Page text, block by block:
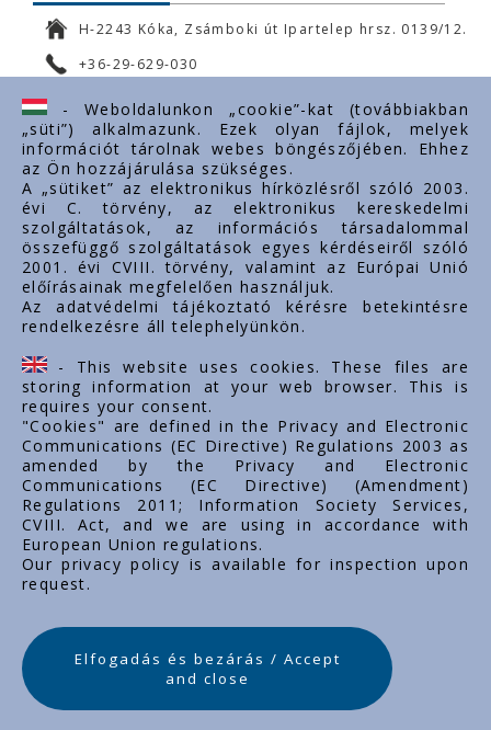
H-2243 Kóka, Zsámboki út Ipartelep hrsz. 0139/12.
+36-29-629-030
ertekesites@styron.hu
export@styron.hu
www.styron.hu
Doležité linky
O nás
Dokumenty
Kontakt
Kariéra
- Weboldalunkon „cookie”-kat (továbbiakban
„süti”) alkalmazunk. Ezek olyan fájlok, melyek
információt tárolnak webes böngészőjében. Ehhez
az Ön hozzájárulása szükséges.
A „sütiket” az elektronikus hírközlésről szóló 2003.
évi C. törvény, az elektronikus kereskedelmi
szolgáltatások, az információs társadalommal
összefüggő szolgáltatások egyes kérdéseiről szóló
2001. évi CVIII. törvény, valamint az Európai Unió
előírásainak megfelelően használjuk.
Az adatvédelmi tájékoztató kérésre betekintésre
rendelkezésre áll telephelyünkön.
- This website uses cookies. These files are
storing information at your web browser. This is
requires your consent.
"Cookies" are defined in the Privacy and Electronic
Communications (EC Directive) Regulations 2003 as
amended by the Privacy and Electronic
Communications (EC Directive) (Amendment)
Regulations 2011; Information Society Services,
CVIII. Act, and we are using in accordance with
European Union regulations.
Our privacy policy is available for inspection upon
request.
Elfogadás és bezárás / Accept
and close